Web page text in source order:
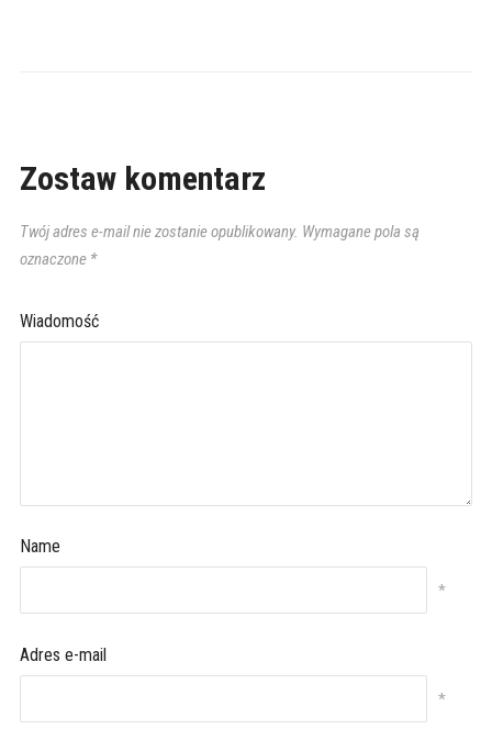
Zostaw komentarz
Twój adres e-mail nie zostanie opublikowany. Wymagane pola są
oznaczone *
Wiadomość
Name
*
Adres e-mail
*